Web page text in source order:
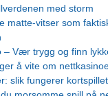
med storm
matte-vitser som
– Vær trygg og finn
å vite om
slik fungerer kortspillet